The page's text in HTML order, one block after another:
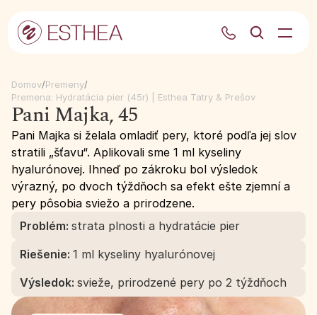
Domov/Premeny/
Premena: Hydratácia pier (45r) | Esthea Tatry & Prešov
Pani Majka, 45
Pani Majka si želala omladiť pery, ktoré podľa jej slov
stratili „šťavu“. Aplikovali sme 1 ml kyseliny
hyalurónovej. Ihneď po zákroku bol výsledok
výrazný, po dvoch týždňoch sa efekt ešte zjemní a
pery pôsobia sviežo a prirodzene.
Problém: strata plnosti a hydratácie pier
Riešenie: 1 ml kyseliny hyalurónovej
Výsledok: svieže, prirodzené pery po 2 týždňoch